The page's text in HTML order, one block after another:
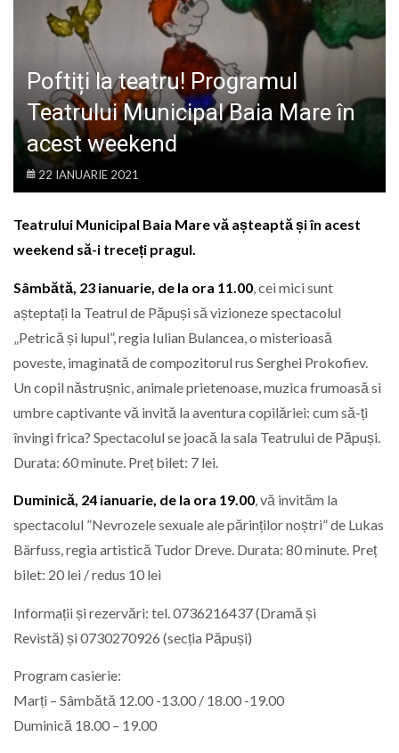
POLITIC
LIFE
Poftiți la teatru! Programul
Teatrului Municipal Baia Mare în
acest weekend
22 IANUARIE 2021
Teatrului Municipal Baia Mare vă așteaptă și în acest
weekend să-i treceți pragul.
Sâmbătă, 23 ianuarie, de la ora 11.00, cei mici sunt
așteptați la Teatrul de Păpuși să vizioneze spectacolul
„Petrică și lupul”, regia Iulian Bulancea, o misterioasă
poveste, imaginată de compozitorul rus Serghei Prokofiev.
Un copil năstrușnic, animale prietenoase, muzica frumoasă si
umbre captivante vă invită la aventura copilăriei: cum să-ți
învingi frica? Spectacolul se joacă la sala Teatrului de Păpuși.
Durata: 60 minute. Preț bilet: 7 lei.
Duminică, 24 ianuarie, de la ora 19.00, vă invităm la
spectacolul ”Nevrozele sexuale ale părinților noștri” de Lukas
Bärfuss, regia artistică Tudor Dreve. Durata: 80 minute. Preț
bilet: 20 lei / redus 10 lei
Informații și rezervări: tel. 0736216437 (Dramă și
Revistă) și 0730270926 (secția Păpuși)
Program casierie:
Marți – Sâmbătă 12.00 -13.00 / 18.00 -19.00
Duminică 18.00 – 19.00